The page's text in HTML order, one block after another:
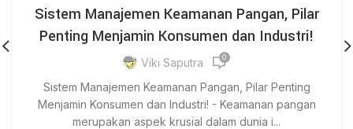
Sistem Manajemen Keamanan Pangan, Pilar
Penting Menjamin Konsumen dan Industri!
Viki Saputra 0
Sistem Manajemen Keamanan Pangan, Pilar Penting
Menjamin Konsumen dan Industri! - Keamanan pangan
merupakan aspek krusial dalam dunia i...